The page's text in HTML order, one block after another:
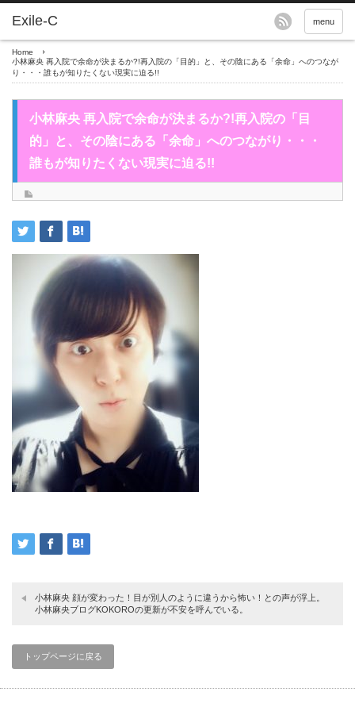
menu
Home
小林麻央 再入院で余命が決まるか?!再入院の「目的」と、その陰にある「余命」へのつなが
り・・・誰もが知りたくない現実に迫る!!
小林麻央 再入院で余命が決まるか?!再入院の「目
的」と、その陰にある「余命」へのつながり・・・
誰もが知りたくない現実に迫る!!
小林麻央 顔が変わった！目が別人のように違うから怖い！との声が浮上。
小林麻央ブログKOKOROの更新が不安を呼んでいる。
トップページに戻る